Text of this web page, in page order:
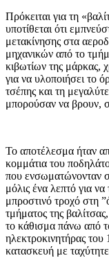
Πρόκειται για τη
υποτίθεται ότι
μετακίνησης στα
μηχανικών από το
κιβωτίων της μάρκας,
για να υλοποιήσει το
τσέπης και τη
μπορούσαν να βρουν,
Το αποτέλεσμα ήταν
κομμάτια του
που ενσωματώνονταν
μόλις ένα λεπτό για
μπροστινό τροχό στη
τμήματος της
το κάθισμα πάνω από
ηλεκτροκινητήρας του
κατασκευή με